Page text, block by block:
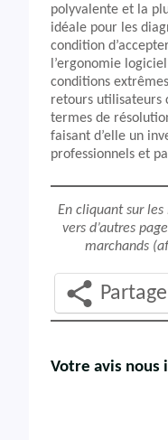
polyvalente et la
idéale pour les
condition
l’ergonomie
conditions
retours utilisateurs
termes de
faisant d’elle un
professionnels et
En cliquant sur
vers d’autres
marchands
Votre avis nous